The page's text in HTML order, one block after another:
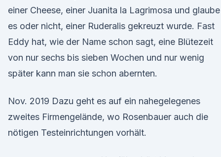
einer Cheese, einer Juanita la Lagrimosa und glaube
es oder nicht, einer Ruderalis gekreuzt wurde. Fast
Eddy hat, wie der Name schon sagt, eine Blütezeit
von nur sechs bis sieben Wochen und nur wenig
später kann man sie schon abernten.
Nov. 2019 Dazu geht es auf ein nahegelegenes
zweites Firmengelände, wo Rosenbauer auch die
nötigen Testeinrichtungen vorhält.